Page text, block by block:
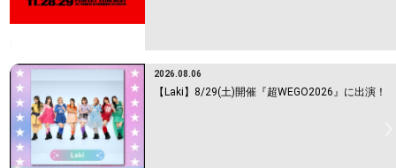
2026.08.06
【Laki】8/29(土)開催『超WEGO2026』に出演！